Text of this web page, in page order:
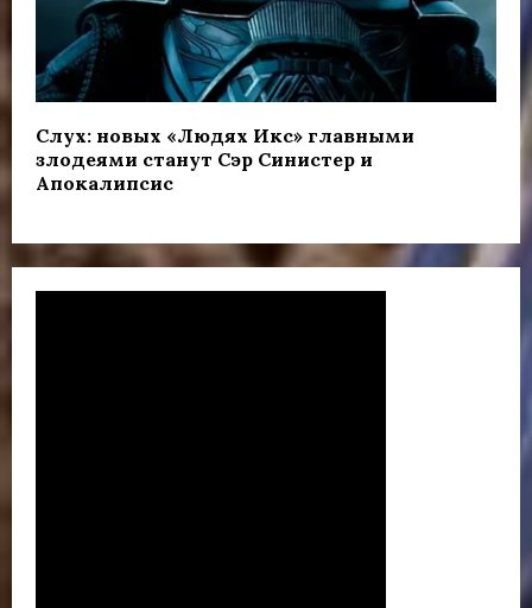
Слух: новых «Людях Икс» главными
злодеями станут Сэр Синистер и
Апокалипсис